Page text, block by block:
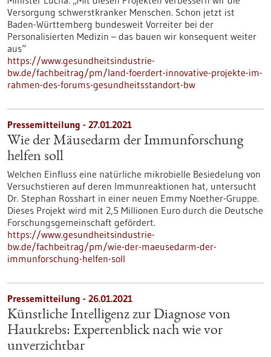
Versorgung schwerstkranker Menschen. Schon jetzt ist
Baden-Württemberg bundesweit Vorreiter bei der
Personalisierten Medizin – das bauen wir konsequent weiter
aus“
https://www.gesundheitsindustrie-
bw.de/fachbeitrag/pm/land-foerdert-innovative-projekte-im-
rahmen-des-forums-gesundheitsstandort-bw
Pressemitteilung - 27.01.2021
Wie der Mäusedarm der Immunforschung
helfen soll
Welchen Einfluss eine natürliche mikrobielle Besiedelung von
Versuchstieren auf deren Immunreaktionen hat, untersucht
Dr. Stephan Rosshart in einer neuen Emmy Noether-Gruppe.
Dieses Projekt wird mit 2,5 Millionen Euro durch die Deutsche
Forschungsgemeinschaft gefördert.
https://www.gesundheitsindustrie-
bw.de/fachbeitrag/pm/wie-der-maeusedarm-der-
immunforschung-helfen-soll
Pressemitteilung - 26.01.2021
Künstliche Intelligenz zur Diagnose von
Hautkrebs: Expertenblick nach wie vor
unverzichtbar